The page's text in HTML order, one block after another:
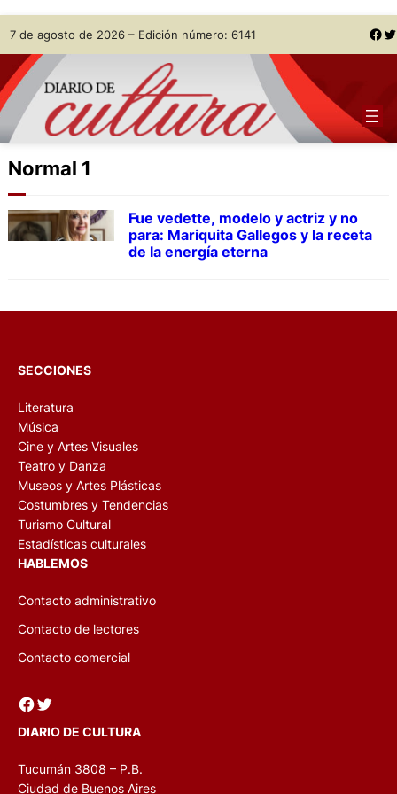
Skip
to
content
7 de agosto de 2026 – Edición número: 6141 Facebook Twitter
Normal 1
Fue vedette, modelo y actriz y no
para: Mariquita Gallegos y la receta
de la energía eterna
SECCIONES
Literatura
Música
Cine y Artes Visuales
Teatro y Danza
Museos y Artes Plásticas
Costumbres y Tendencias
Turismo Cultural
Estadísticas culturales
HABLEMOS
Contacto administrativo
Contacto de lectores
Contacto comercial
Facebook Twitter
DIARIO DE CULTURA
Tucumán 3808 – P.B.
Ciudad de Buenos Aires